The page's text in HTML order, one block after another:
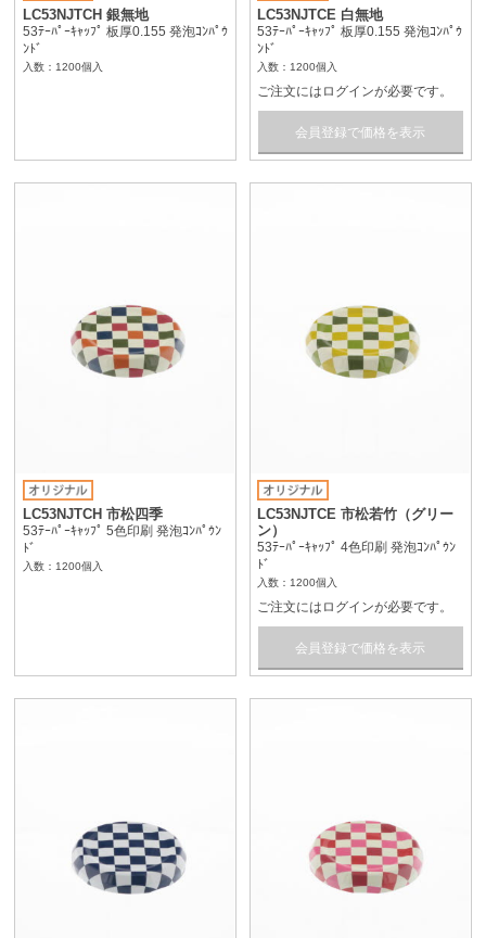
LC53NJTCH 銀無地
53ﾃｰﾊﾟｰｷｬｯﾌﾟ 板厚0.155 発泡ｺﾝﾊﾟｳ
ﾝﾄﾞ
入数：1200個入
LC53NJTCE 白無地
53ﾃｰﾊﾟｰｷｬｯﾌﾟ 板厚0.155 発泡ｺﾝﾊﾟｳ
ﾝﾄﾞ
入数：1200個入
ご注文にはログインが必要です。
会員登録で価格を表示
LC53NJTCH 市松四季
53ﾃｰﾊﾟｰｷｬｯﾌﾟ 5色印刷 発泡ｺﾝﾊﾟｳﾝ
ﾄﾞ
入数：1200個入
LC53NJTCE 市松若竹（グリー
ン）
53ﾃｰﾊﾟｰｷｬｯﾌﾟ 4色印刷 発泡ｺﾝﾊﾟｳﾝ
ﾄﾞ
入数：1200個入
ご注文にはログインが必要です。
会員登録で価格を表示